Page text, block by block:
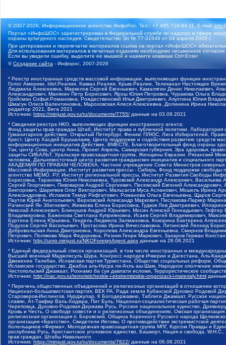
© 2007-2026, Информационное агентство ИнфоРос. Тел.: +7 495 718-84-11, E-mail:
Портал «ИнфоШОС» зарегистрирован в Федеральной службе по надзору в сфере
охраны культурного наследия. Свидетельство Эл № 77-31649 от 04 апреля 2008 г.
При цитировании и перепечатке материалов ссылка на портал «ИнфоШОС»
Для использования материалов в печатных изданиях необходимо письменное
Если вы увидели ошибку, выделите ее мышкой и нажмите клавиши Ctrl+Enter
©Создание сайта - Инфорос, 2007-2026
* Реестр иностранных средств массовой информации, выполняющих функции
Голос Америки, Idel.Реалии, Кавказ.Реалии, Крым.Реалии, Телеканал Настоящее
Людмила Алексеевна, Маркелов Сергей Евгеньевич, Камалягин Денис Николаевич,
Александрович, Маняхин Петр Борисович, Ярош Юлия Петровна, Чуракова Ольга
Гройсман Софья Романовна, Рождественский Илья Дмитриевич, Апухтина Юлия
Шмагун Олеся Валентиновна, Мароховская Алеся Алексеевна, Долинина Ирина
редактор 2021, Вега 2021
Источник: https://minjust.gov.ru/ru/documents/7755/ данные на 03.09.2021
* Сведения реестра НКО, выполняющих функции иностранного агента:
Фонд защиты прав граждан Штаб, Институт права и публичной политики,
Гуманитарное действие, Открытый Петербург, Феникс ПЛЮС, Лига Избирателей,
Крест, Центр Хасдей Ерушалаим, Центр поддержки и содействия развитию средств
информационных инициатив Действие, ВМЕСТЕ, Благотворительный фонд охраны
Так, центр Сова, центр Анна, Проект Апрель, Самарская губерния, Эра здоровья,
защиты СИБАЛЬТ, Уральская правозащитная группа, Женщины Евразии, Рязанский
человека, Дальневосточный центр развития гражданских инициатив и социального
АКАДЕМИЯ ПО ПРАВАМ ЧЕЛОВЕКА, Частное учреждение Совета Министров северных
Массовой Информации, Институт развития прессы - Сибирь, Фонд поддержки
агентство МЕМО. РУ, Институт региональной прессы, Институт Развития Свободы
Борисовна, Таранова Юлия Николаевна, Туровский Александр Алексеевич,
Сергей Георгиевич, Пивоваров Андрей Сергеевич, Писемский Евгений
Викторович, Шарипков Олег Викторович, Мальсагов Муса Асланович, Мошель Ирина
Александровна, Исламов Тимур Рифгатович, Романова Ольга Евгеньевна, Щаров
Паутов Юрий Анатольевич, Верховский Александр Маркович, Пислакова-Паркер
Рачинский Ян Збигневич, Жемкова Елена Борисовна, Гудков Лев Дмитриевич,
Николай Алексеевич, Блинушов Андрей Юрьевич, Мосин Алексей Геннадьевич,
Владимировна, Баженова Светлана Куприяновна, Исаев Сергей Владимирович,
Буртина Елена Юрьевна, Гендель Людмила Залмановна, Кокорина Екатерина
Подузов Сергей Васильевич, Протасова Ирина Вячеславовна, Литинский Леонид
Добровольская Анна Дмитриевна, Королева Александра Евгеньевна, Смирнов
Петрович, Полякова Мара Федоровна, Резник Генри Маркович, Захаров Герман
Источник: http://unro.minjust.ru/NKOForeignAgent.aspx данные на 28.08.2021
* Единый федеральный список организаций, в том числе иностранных и
Высший военный Маджлисуль Шура, Конгресс народов Ичкерии и Дагестана, Аль-
Движение Талибан, Исламская партия Туркестана, Общество социальных реформ,
Исламское государство, Джабха аль-Нусра ли-Ахль аш-Шам, Народное ополчение
Чистопольский Джамаат, Рохнамо ба суи давлати исломи, Террористическое
Источник: http://nac.gov.ru/terroristicheskie-i-ekstremistskie-organizacii-i-materialy.html
* Перечень общественных объединений и религиозных организаций в отношении
Национал-большевистская партия, ВЕК РА, Рада земли Кубанской Духовно Родовой
Староверов-Инглингов, Нурджулар, К Богодержавию, Таблиги Джамаат, Русское
славян, Ат-Такфир Валь-Хиджра, Пит Буль, Национал-социалистическая рабочая
Череповца, Духовно-Родовая Держава Русь, Русское национальное единство,
Кровь и Честь, О свободе совести и о религиозных объединениях, Омская
религиозная организация п. Боровский, Община Коренного Русского народа
организация «Братство», Свидетели Иеговы, О противодействии экстремистской
болельщиков «Фирма», Молодежная правозащитная группа МПГ, Курсом Правды и
республика Русь, Арестантское уголовное единство, Башкорт, Нация и свобода,
прав граждан, Штабы Навального
Источник: https://minjust.gov.ru/ru/documents/7822/ данные на 06.08.2021